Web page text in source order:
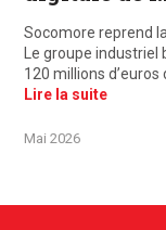
Socomore reprend
Le groupe
120 millions
Lire la suite
Mai 2026